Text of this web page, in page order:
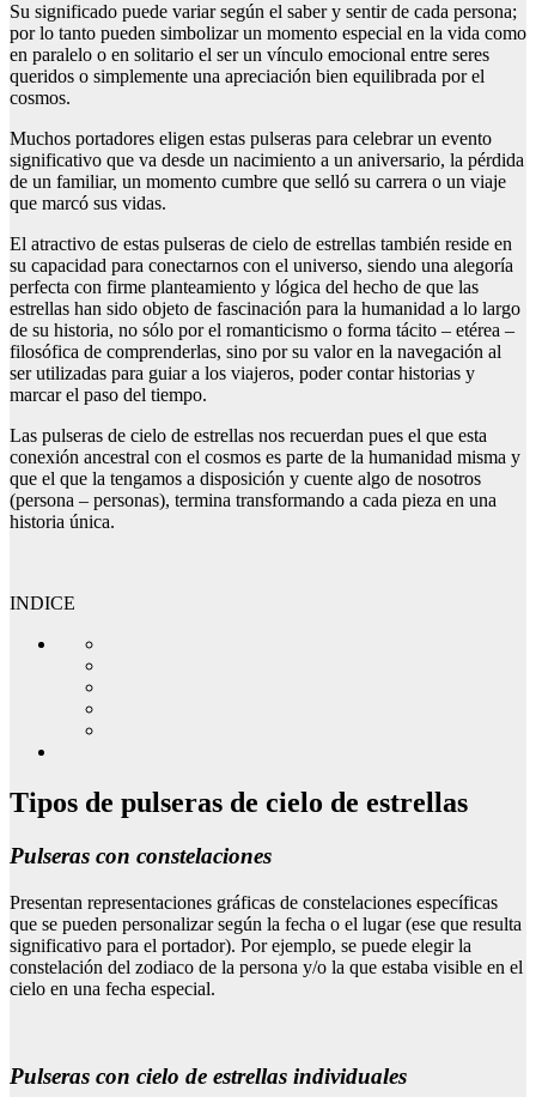
Su significado puede variar según el saber y sentir de cada persona;
por lo tanto pueden simbolizar un momento especial en la vida como
en paralelo o en solitario el ser un vínculo emocional entre seres
queridos o simplemente una apreciación bien equilibrada por el
cosmos.
Muchos portadores eligen estas pulseras para celebrar un evento
significativo que va desde un nacimiento a un aniversario, la pérdida
de un familiar, un momento cumbre que selló su carrera o un viaje
que marcó sus vidas.
El atractivo de estas pulseras de cielo de estrellas también reside en
su capacidad para conectarnos con el universo, siendo una alegoría
perfecta con firme planteamiento y lógica del hecho de que las
estrellas han sido objeto de fascinación para la humanidad a lo largo
de su historia, no sólo por el romanticismo o forma tácito – etérea –
filosófica de comprenderlas, sino por su valor en la navegación al
ser utilizadas para guiar a los viajeros, poder contar historias y
marcar el paso del tiempo.
Las pulseras de cielo de estrellas nos recuerdan pues el que esta
conexión ancestral con el cosmos es parte de la humanidad misma y
que el que la tengamos a disposición y cuente algo de nosotros
(persona – personas), termina transformando a cada pieza en una
historia única.
INDICE
Tipos de pulseras de cielo de estrellas
Pulseras con constelaciones
Presentan representaciones gráficas de constelaciones específicas
que se pueden personalizar según la fecha o el lugar (ese que resulta
significativo para el portador). Por ejemplo, se puede elegir la
constelación del zodiaco de la persona y/o la que estaba visible en el
cielo en una fecha especial.
Pulseras con cielo de estrellas individuales